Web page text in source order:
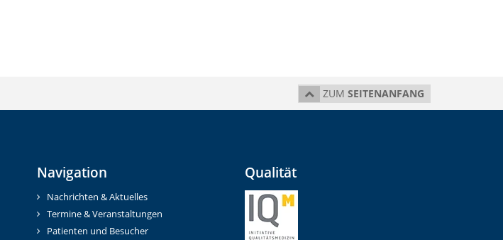
ZUM SEITENANFANG
Navigation
Nachrichten & Aktuelles
Termine & Veranstaltungen
Patienten und Besucher
Qualität